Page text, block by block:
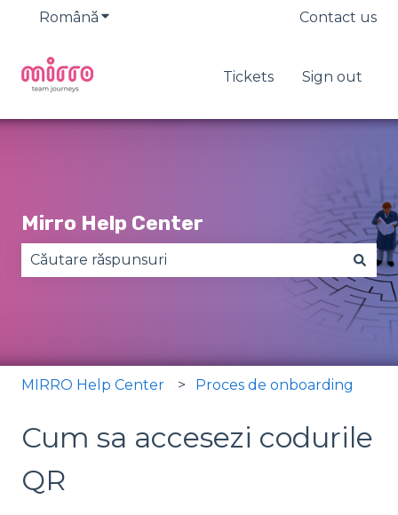
Română Afișare submeniu pentru traduceri
Contact us
Tickets Sign out
Mirro Help Center
Nu există sugestii din cauză că este gol câmpul
MIRRO Help Center Proces de onboarding
Cum sa accesezi codurile
QR